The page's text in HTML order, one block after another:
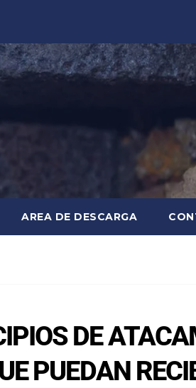
AREA DE DESCARGA
DE
PUEDAN